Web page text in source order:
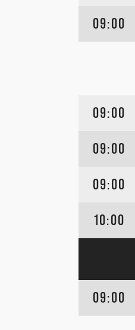
09:00
09:00
09:00
09:00
10:00
09:00